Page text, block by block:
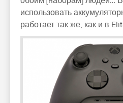
использовать
работает так же, как и в